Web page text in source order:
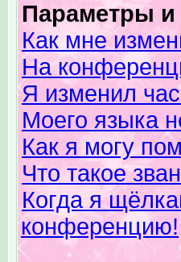
Параметры и
Как мне
На
Я изменил
Моего языка
Как я могу
Что такое
Когда я
конференцию!